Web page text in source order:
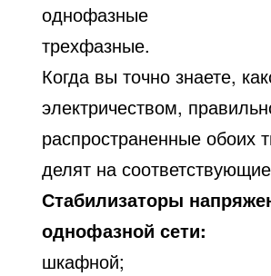
однофазные
трехфазные.
Когда вы точно знаете,
электричеством,
распространенные обоих
делят на
Стабилизаторы
однофазной сети:
шкафной;